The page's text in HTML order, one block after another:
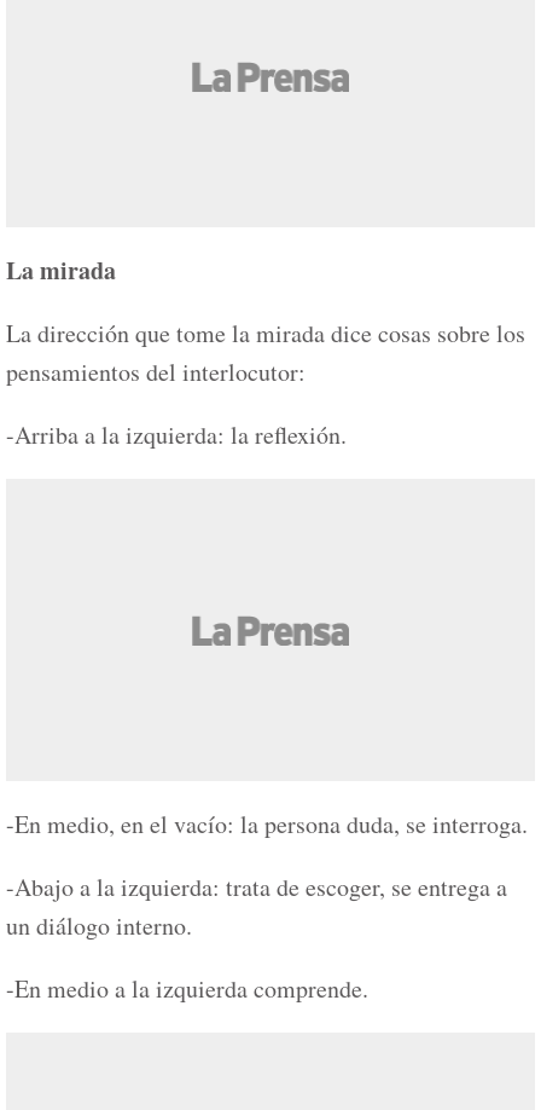
La mirada
La dirección que tome la mirada dice cosas sobre los
pensamientos del interlocutor:
-Arriba a la izquierda: la reflexión.
-En medio, en el vacío: la persona duda, se interroga.
-Abajo a la izquierda: trata de escoger, se entrega a
un diálogo interno.
-En medio a la izquierda comprende.